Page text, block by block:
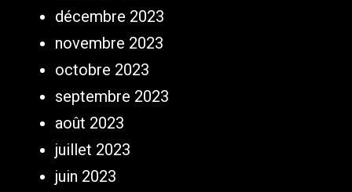
décembre 2023
novembre 2023
octobre 2023
septembre 2023
août 2023
juillet 2023
juin 2023